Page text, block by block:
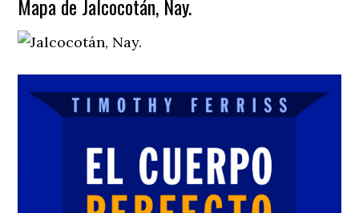
Mapa de Jalcocotán, Nay.